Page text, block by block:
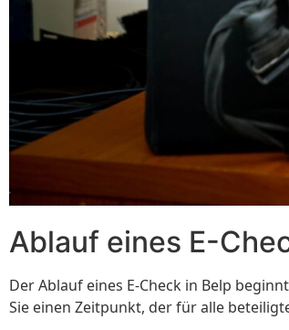
Ablauf eines E-
Der Ablauf eines E-Check in Belp
Sie einen Zeitpunkt, der für alle